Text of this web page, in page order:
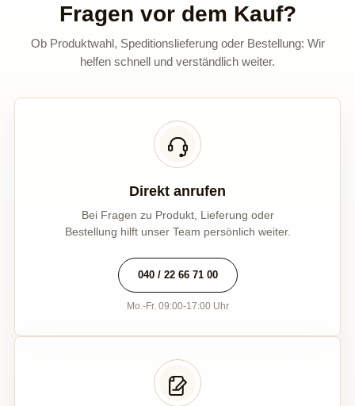
Fragen vor dem Kauf?
Ob Produktwahl, Speditionslieferung oder Bestellung: Wir
helfen schnell und verständlich weiter.
Direkt anrufen
Bei Fragen zu Produkt, Lieferung oder
Bestellung hilft unser Team persönlich weiter.
040 / 22 66 71 00
Mo.-Fr. 09:00-17:00 Uhr